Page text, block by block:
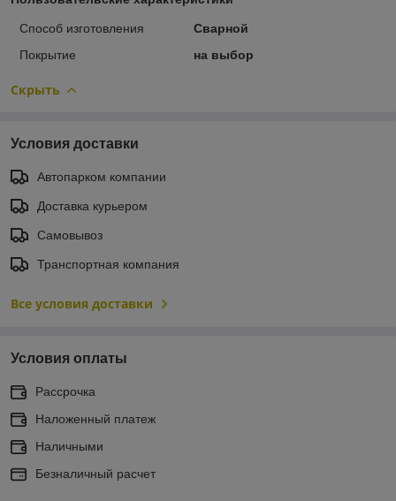
Способ изготовления
Сварной
Покрытие
на выбор
Скрыть
Условия доставки
Автопарком компании
Доставка курьером
Самовывоз
Транспортная компания
Все условия доставки
Условия оплаты
Рассрочка
Наложенный платеж
Наличными
Безналичный расчет